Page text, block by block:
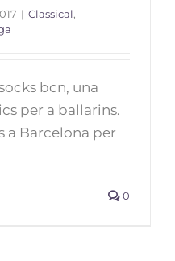
per a
| Classical,
bcn, una
per a ballarins.
a Barcelona per
0